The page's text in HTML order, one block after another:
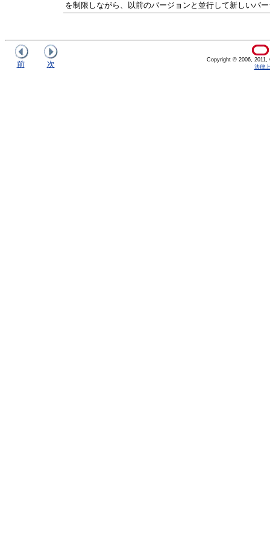
を制限しながら、以前のバージョンと並行して新しいバ
前 次
Copyright © 2006, 2011,
法律